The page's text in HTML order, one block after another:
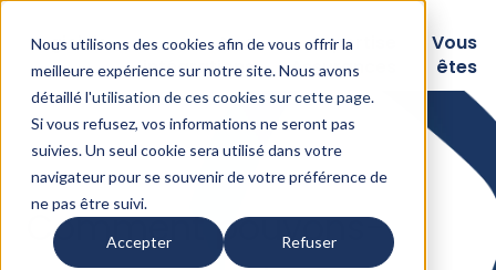
Nous utilisons des cookies afin de vous offrir la
meilleure expérience sur notre site. Nous avons
détaillé l'utilisation de ces cookies sur cette page.
Si vous refusez, vos informations ne seront pas
suivies. Un seul cookie sera utilisé dans votre
navigateur pour se souvenir de votre préférence de
ne pas être suivi.
Accepter Refuser
Logiciels
Nos
intégrations
Expertise
Assurances
Vous
êtes
Comment pouvons-